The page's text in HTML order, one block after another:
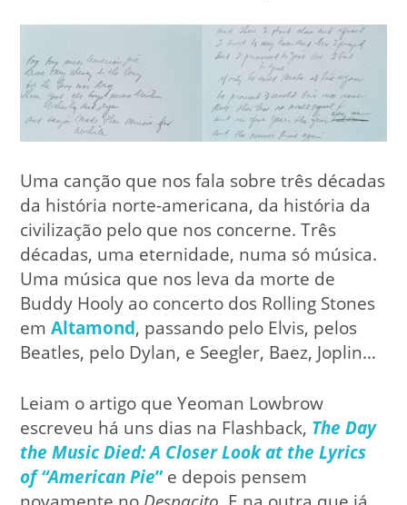
Uma canção que nos fala sobre três décadas
da história norte-americana, da história da
civilização pelo que nos concerne. Três
décadas, uma eternidade, numa só música.
Uma música que nos leva da morte de
Buddy Hooly ao concerto dos Rolling Stones
emAltamond, passando pelo Elvis, pelos
Beatles, pelo Dylan, e Seegler, Baez, Joplin…
Leiam o artigo que Yeoman Lowbrow
escreveu há uns dias na Flashback, The Day
the Music Died: A Closer Look at the Lyrics
of “American Pie”e depois pensem